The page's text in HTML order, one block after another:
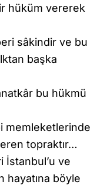
hüküm vererek
sâkindir ve bu
başka
bu hükmü
memleketlerinde
topraktır…
ve
hayatına böyle